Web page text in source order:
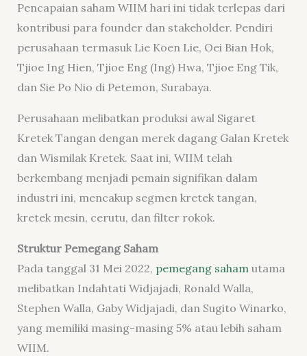
Pencapaian saham WIIM hari ini tidak terlepas dari
kontribusi para founder dan stakeholder. Pendiri
perusahaan termasuk Lie Koen Lie, Oei Bian Hok,
Tjioe Ing Hien, Tjioe Eng (Ing) Hwa, Tjioe Eng Tik,
dan Sie Po Nio di Petemon, Surabaya.
Perusahaan melibatkan produksi awal Sigaret
Kretek Tangan dengan merek dagang Galan Kretek
dan Wismilak Kretek. Saat ini, WIIM telah
berkembang menjadi pemain signifikan dalam
industri ini, mencakup segmen kretek tangan,
kretek mesin, cerutu, dan filter rokok.
Struktur Pemegang Saham
Pada tanggal 31 Mei 2022, pemegang sahamutama
melibatkan Indahtati Widjajadi, Ronald Walla,
Stephen Walla, Gaby Widjajadi, dan Sugito Winarko,
yang memiliki masing-masing 5% atau lebih saham
WIIM.